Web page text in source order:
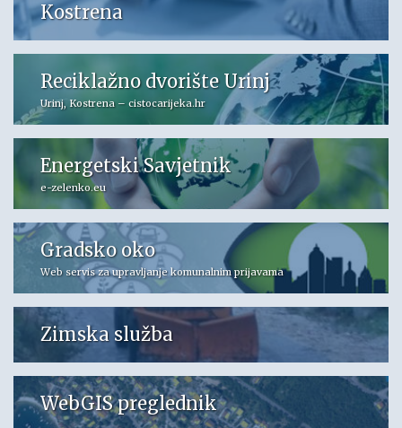
Kostrena
Reciklažno dvorište Urinj
Urinj, Kostrena – cistocarijeka.hr
Energetski Savjetnik
e-zelenko.eu
Gradsko oko
Web servis za upravljanje komunalnim prijavama
Zimska služba
WebGIS preglednik